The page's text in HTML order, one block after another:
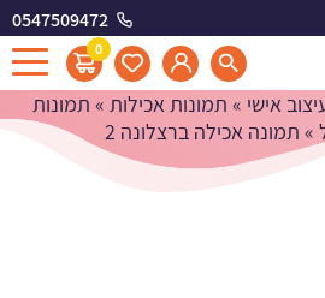
0547509472
0
ברצלונה 2
אישי » תמונות אכילות » תמונות
» תמונה אכילה ברצלונה 2